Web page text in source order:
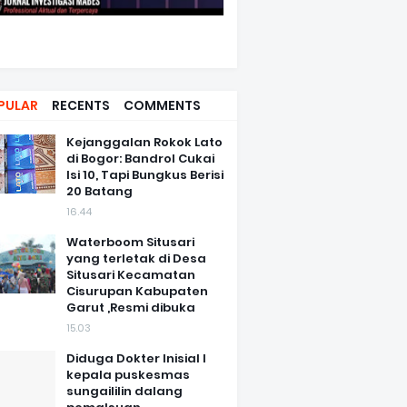
RECENTS COMMENTS
Kejanggalan Rokok Lato
di Bogor: Bandrol Cukai
Isi 10, Tapi Bungkus Berisi
20 Batang
16.44
Waterboom Situsari
yang terletak di Desa
Situsari Kecamatan
Cisurupan Kabupaten
Garut ,Resmi dibuka
15.03
Diduga Dokter Inisial I
kepala puskesmas
sungaililin dalang